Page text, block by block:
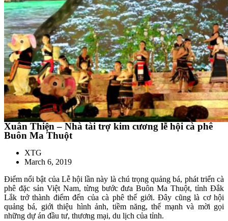
Xuân Thiện – Nhà tài trợ kim cương lễ hội cà phê
Buôn Ma Thuột
XTG
March 6, 2019
Điểm nổi bật của Lễ hội lần này là chú trọng quảng bá, phát triển cà
phê đặc sản Việt Nam, từng bước đưa Buôn Ma Thuột, tỉnh Đắk
Lắk trở thành điểm đến của cà phê thế giới. Đây cũng là cơ hội
quảng bá, giới thiệu hình ảnh, tiềm năng, thế mạnh và mời gọi
những dự án đầu tư, thương mại, du lịch của tỉnh.